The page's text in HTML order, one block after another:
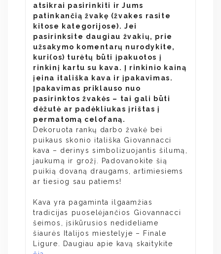
atsikrai pasirinkiti ir Jums
patinkančią žvakę (žvakes rasite
kitose kategorijose). Jei
pasirinksite daugiau žvakių, prie
užsakymo komentarų nurodykite,
kuri(os) turėtų būti įpakuotos į
rinkinį kartu su kava. Į rinkinio kainą
įeina itališka kava ir įpakavimas.
Įpakavimas priklauso nuo
pasirinktos žvakės – tai gali būti
dėžutė ar padėkliukas įrištas į
permatomą celofaną.
Dekoruota rankų darbo žvakė bei
puikaus skonio itališka Giovannacci
kava – derinys simbolizuojantis šilumą,
jaukumą ir grožį. Padovanokite šią
puikią dovaną draugams, artimiesiems
ar tiesiog sau patiems!
Kava yra pagaminta ilgaamžias
tradicijas puoselėjančios Giovannacci
šeimos, įsikūrusios nedideliame
šiaurės Italijos miestelyje – Finale
Ligure. Daugiau apie kavą skaitykite